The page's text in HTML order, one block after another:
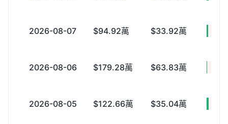
2026-08-07 $94.92萬 $33.92萬
2026-08-06 $179.28萬 $63.83萬
2026-08-05 $122.66萬 $35.04萬